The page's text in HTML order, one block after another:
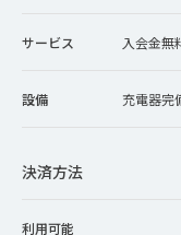
サービス 入会金無
設備 充電器完
決済方法
利用可能